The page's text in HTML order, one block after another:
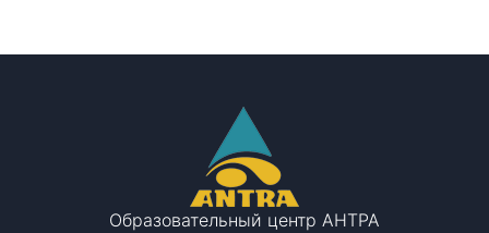
Образовательный центр АНТРА